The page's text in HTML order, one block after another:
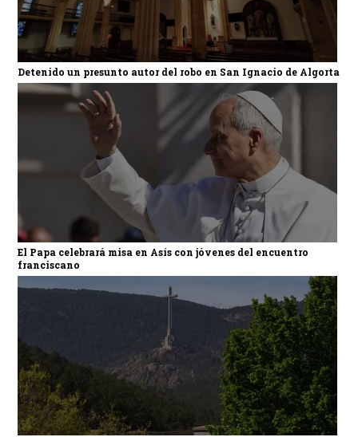
Detenido un presunto autor del robo en San Ignacio de Algorta
El Papa celebrará misa en Asís con jóvenes del encuentro
franciscano